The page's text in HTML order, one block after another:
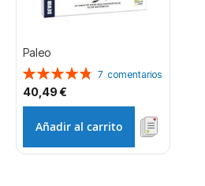
Paleo
Valoración:
97%
7 comentarios
40,49 €
Añadir al carrito